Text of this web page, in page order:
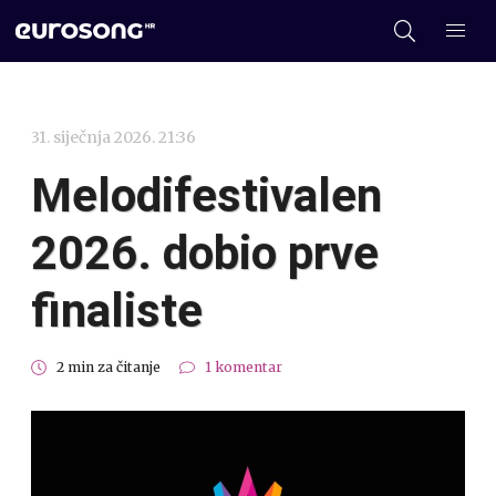
31. siječnja 2026. 21:36
Melodifestivalen
2026. dobio prve
finaliste
2 min za čitanje 1 komentar